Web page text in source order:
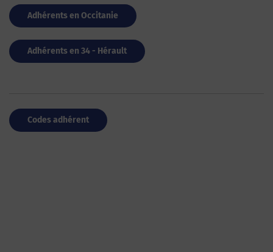
Adhérents en Occitanie
Adhérents en 34 - Hérault
Codes adhérent